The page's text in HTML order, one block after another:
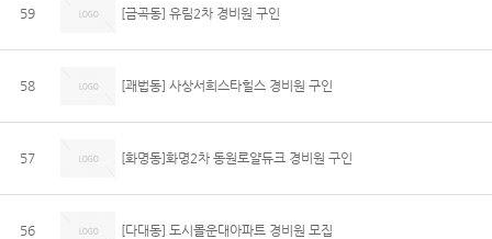
59 [금곡동] 유림2차 경비원 구인
58 [괘법동] 사상서희스타힐스 경비원 구인
57 [화명동]화명2차 동원로얄듀크 경비원 구인
56 [다대동] 도시몰운대아파트 경비원 모집